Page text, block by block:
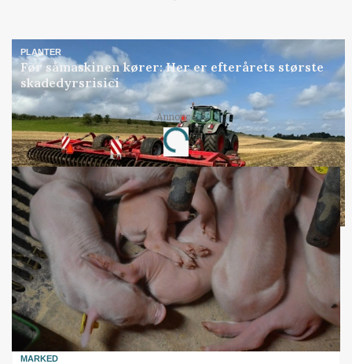
PLANTER
Før såmaskinen kører: Her er efterårets største
skadedyrsrisici
Annonce
Loading...
MARKED